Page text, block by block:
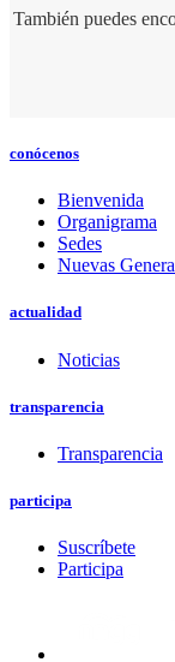
También puedes
conócenos
Bienvenida
Organigrama
Sedes
Nuevas
actualidad
Noticias
transparencia
Transparencia
participa
Suscríbete
Participa